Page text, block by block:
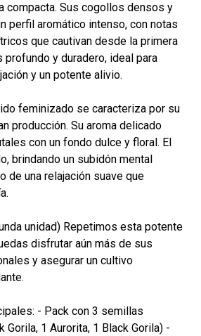
compacta. Sus cogollos densos y
perfil aromático intenso, con notas
que cautivan desde la primera
profundo y duradero, ideal para
y un potente alivio.
feminizado se caracteriza por su
producción. Su aroma delicado
con un fondo dulce y floral. El
brindando un subidón mental
de una relajación suave que
unidad) Repetimos esta potente
disfrutar aún más de sus
y asegurar un cultivo
- Pack con 3 semillas
1 Aurorita, 1 Black Gorila) -